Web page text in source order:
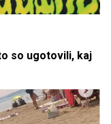
so ugotovili, kaj